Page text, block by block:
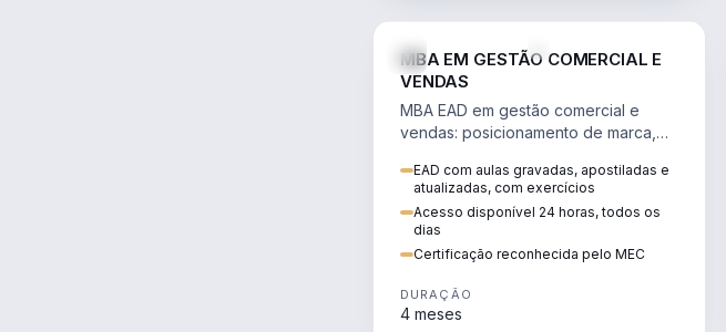
MBA EM GESTÃO COMERCIAL E
VENDAS
MBA EAD em gestão comercial e
vendas: posicionamento de marca,
comportamento do consumidor na
era digital.
EAD com aulas gravadas, apostiladas e
atualizadas, com exercícios
Acesso disponível 24 horas, todos os
dias
Certificação reconhecida pelo MEC
DURAÇÃO
4 meses